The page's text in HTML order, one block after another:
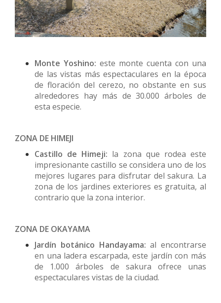
Monte Yoshino: este monte cuenta con una
de las vistas más espectaculares en la época
de floración del cerezo, no obstante en sus
alrededores hay más de 30.000 árboles de
esta especie.
ZONA DE HIMEJI
Castillo de Himeji: la zona que rodea este
impresionante castillo se considera uno de los
mejores lugares para disfrutar del sakura. La
zona de los jardines exteriores es gratuita, al
contrario que la zona interior.
ZONA DE OKAYAMA
Jardín botánico Handayama:al encontrarse
en una ladera escarpada, este jardín con más
de 1.000 árboles de sakura ofrece unas
espectaculares vistas de la ciudad.